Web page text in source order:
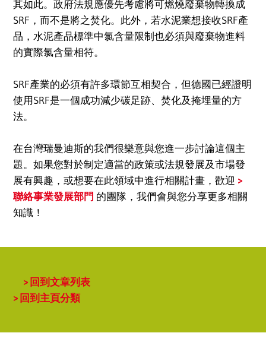
其如此。政府法規應優先考慮將可燃燒廢棄物轉換成
SRF，而不是將之焚化。此外，若水泥業想接收SRF產
品，水泥產品標準中氯含量限制也必須與廢棄物進料
的實際氯含量相符。
SRF產業的必須有許多環節互相契合，但德國已經證明
使用SRF是一個成功減少碳足跡、焚化及掩埋量的方
法。
在台灣瑞曼迪斯的我們很樂意與您進一步討論這個主
題。如果您對於制定適當的政策或法規發展及市場發
展有興趣，或想要在此領域中進行相關計畫，歡迎
聯絡事業發展部門 的團隊，我們會與您分享更多相關
知識！
回到文章列表
回到主頁分類